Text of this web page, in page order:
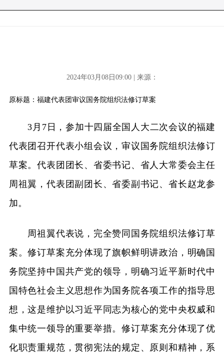
2024年03月08日09:00 | 来源：
原标题：福建代表团审议国务院组织法修订草案
3月7日，参加十四届全国人大二次会议的福建
代表团召开代表小组会议，审议国务院组织法修订
草案。代表团团长、省委书记、省人大常委会主任
周祖翼，代表团副团长、省委副书记、省长赵龙参
加。
周祖翼代表说，完全赞同国务院组织法修订草
案。修订草案充分体现了旗帜鲜明讲政治，明确国
务院坚持中国共产党的领导，明确习近平新时代中
国特色社会主义思想作为国务院各项工作的指导思
想，这是维护以习近平同志为核心的党中央权威和
集中统一领导的重要举措。修订草案充分体现了优
化职责重规范，贯彻宪法的规定、原则和精神，系